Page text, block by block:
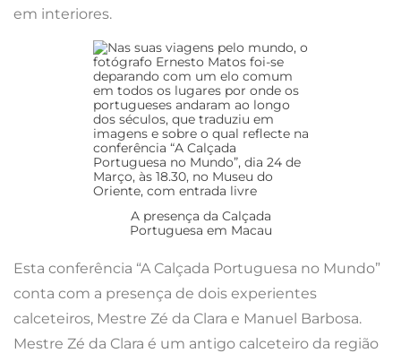
em interiores.
A presença da Calçada
Portuguesa em Macau
Esta conferência “A Calçada Portuguesa no Mundo”
conta com a presença de dois experientes
calceteiros, Mestre Zé da Clara e Manuel Barbosa.
Mestre Zé da Clara é um antigo calceteiro da região